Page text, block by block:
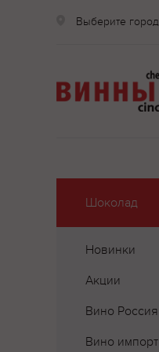
Выберите город
Шоколад
Новинки
Акции
Вино Россия
Вино импорт